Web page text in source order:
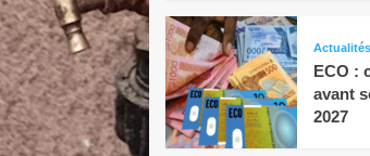
Actualités
ECO :
avant
2027